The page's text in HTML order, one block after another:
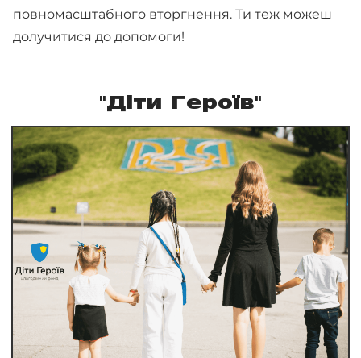
повномасштабного вторгнення. Ти теж можеш
долучитися до допомоги!
"Діти Героїв"